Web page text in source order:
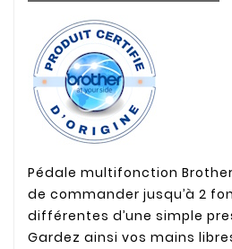
Pédale multifonction
de commander jusqu’à 2
différentes d’une simple
Gardez ainsi vos mains